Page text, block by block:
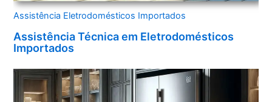
Assistência Eletrodomésticos Importados
Assistência Técnica em Eletrodomésticos
Importados